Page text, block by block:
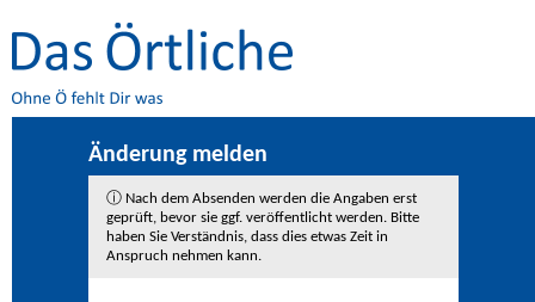
Änderung melden
ⓘ Nach dem Absenden werden die Angaben erst
geprüft, bevor sie ggf. veröffentlicht werden. Bitte
haben Sie Verständnis, dass dies etwas Zeit in
Anspruch nehmen kann.